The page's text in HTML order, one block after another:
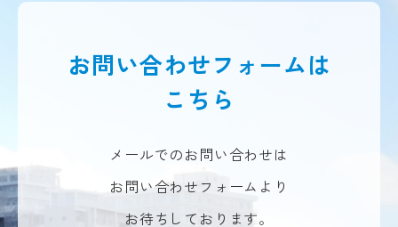
お問い合わせフォームは
こちら
メールでのお問い合わせは
お問い合わせフォームより
お待ちしております。